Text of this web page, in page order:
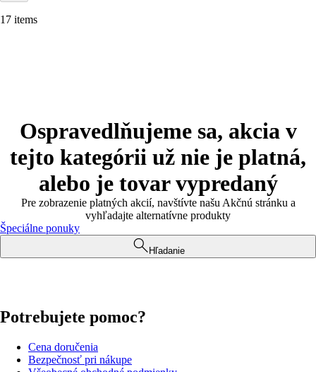
17 items
Ospravedlňujeme sa, akcia v
tejto kategórii už nie je platná,
alebo je tovar vypredaný
Pre zobrazenie platných akcií, navštívte našu Akčnú stránku a
vyhľadajte alternatívne produkty
Špeciálne ponuky
Hľadanie
Potrebujete pomoc?
Cena doručenia
Bezpečnosť pri nákupe